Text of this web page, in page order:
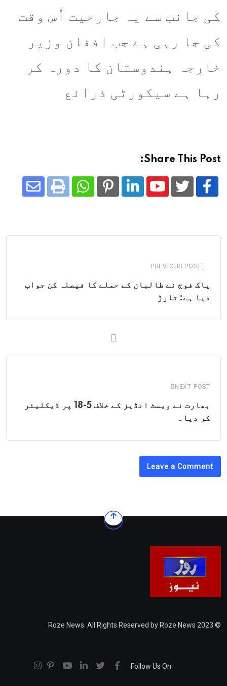
کی جانب سے یہ جارحیت اُس وقت
کی جا رہی ہے جب افغان وزیر
خارجہ ہندوستان کا دورہ کر
رہا ہے سیکورٹی ذرائع
Share This Post:
Youtube
LinkedIn
Pinterest
Whatsapp
Print
PREVIOUS POST
پاک فوج نے طالبان کے حملے کا فیصلہ کن جواب
دیا ہے: تارڑ
NEXT POST
بھارت نے ویسٹ انڈیز کے خلاف 5-18 پر ڈیکلیئر
کر دیا۔
Leave a Comment
© 2023 Roze News. All Rights Reserved by Roze News
Follow Us On: